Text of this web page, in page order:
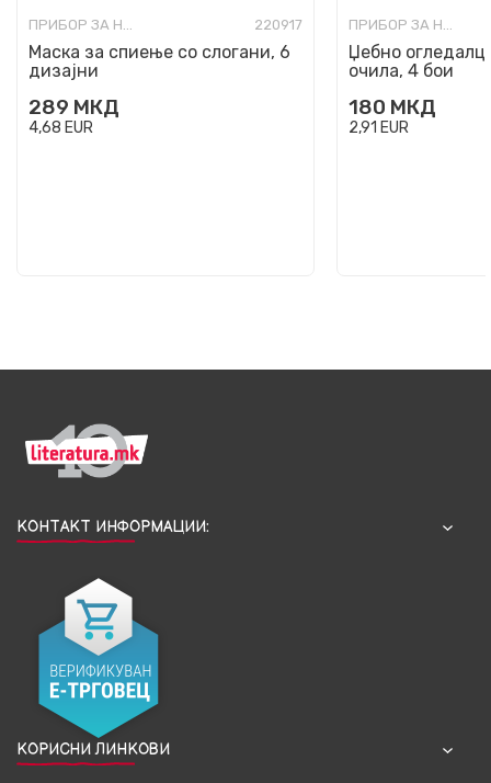
ПРИБОР ЗА НЕГА И УБАВИНА 220917
Маска за спиење со слогани, 6
дизајни
289 МКД
4,68 EUR
ПРИБОР ЗА НЕГА И УБАВИНА
Џебно
очила, 4 бои
180 МКД
2,91 EUR
КОНТАКТ ИНФОРМАЦИИ:
КОРИСНИ ЛИНКОВИ